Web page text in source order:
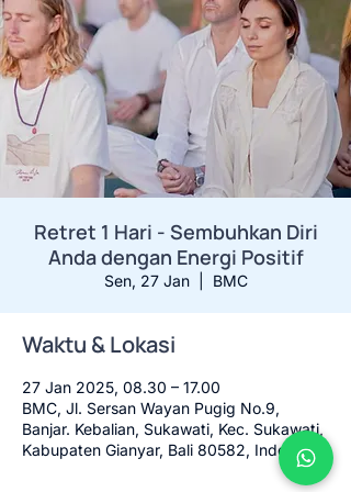
Retret 1 Hari - Sembuhkan Diri
Anda dengan Energi Positif
Sen, 27 Jan
  |
BMC
Waktu & Lokasi
27 Jan 2025, 08.30 – 17.00
BMC, Jl. Sersan Wayan Pugig No.9,
Banjar. Kebalian, Sukawati, Kec. Sukawati,
Kabupaten Gianyar, Bali 80582, Indonesia